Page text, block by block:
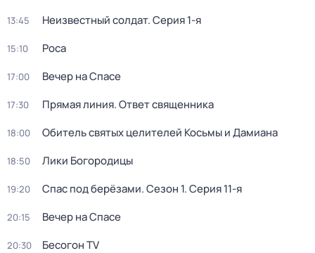
13:45 Неизвестный солдат. Серия 1-я
15:10 Роса
17:00 Вечер на Спасе
17:30 Прямая линия. Ответ священника
18:00 Обитель святых целителей Косьмы и Дамиана
18:50 Лики Богородицы
19:20 Спас под берёзами. Сезон 1. Серия 11-я
20:15 Вечер на Спасе
20:30 Бесогон TV